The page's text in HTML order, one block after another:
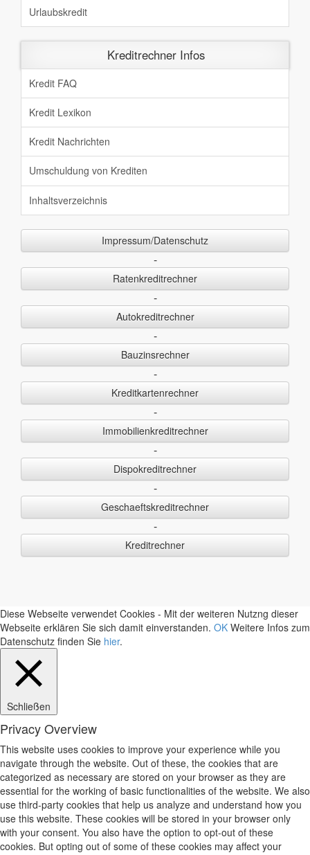
Urlaubskredit
Kreditrechner Infos
Kredit FAQ
Kredit Lexikon
Kredit Nachrichten
Umschuldung von Krediten
Inhaltsverzeichnis
Impressum/Datenschutz
-
Ratenkreditrechner
-
Autokreditrechner
-
Bauzinsrechner
-
Kreditkartenrechner
-
Immobilienkreditrechner
-
Dispokreditrechner
-
Geschaeftskreditrechner
-
Kreditrechner
Diese Webseite verwendet Cookies - Mit der weiteren Nutzng dieser
Webseite erklären Sie sich damit einverstanden. OK Weitere Infos zum
Datenschutz finden Sie hier.
Schließen
Privacy Overview
This website uses cookies to improve your experience while you
navigate through the website. Out of these, the cookies that are
categorized as necessary are stored on your browser as they are
essential for the working of basic functionalities of the website. We also
use third-party cookies that help us analyze and understand how you
use this website. These cookies will be stored in your browser only
with your consent. You also have the option to opt-out of these
cookies. But opting out of some of these cookies may affect your